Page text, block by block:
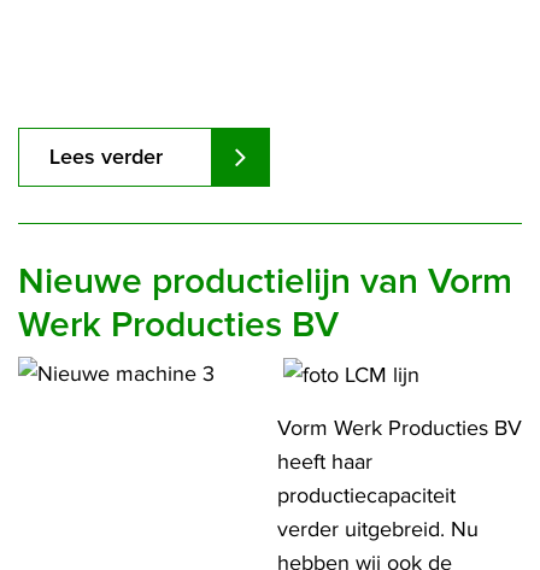
Lees verder
Nieuwe productielijn van Vorm
Werk Producties BV
Vorm Werk Producties BV
heeft haar
productiecapaciteit
verder uitgebreid. Nu
hebben wij ook de